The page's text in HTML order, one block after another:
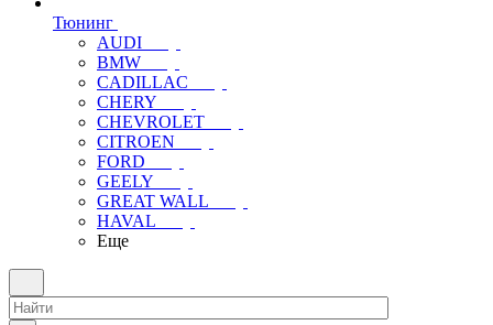
Тюнинг
AUDI
BMW
CADILLAC
CHERY
CHEVROLET
CITROEN
FORD
GEELY
GREAT WALL
HAVAL
Еще